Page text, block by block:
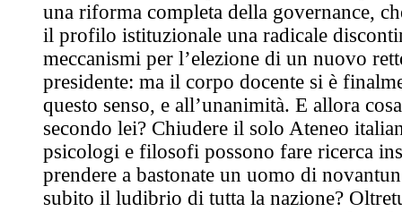
una riforma completa della governance,
il profilo istituzionale una radicale
meccanismi per l’elezione di un nuovo
presidente: ma il corpo docente si è
questo senso, e all’unanimità. E allora
secondo lei? Chiudere il solo Ateneo
psicologi e filosofi possono fare ricerca
prendere a bastonate un uomo di
subito il ludibrio di tutta la nazione?